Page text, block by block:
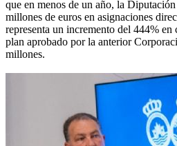
que en menos de un año, la
millones de euros en asignaciones
representa un incremento del 444%
plan aprobado por la anterior
millones.